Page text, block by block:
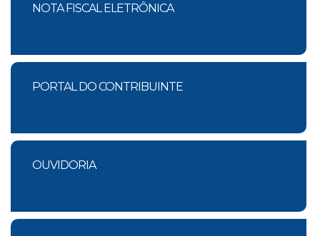
NOTA FISCAL ELETRÔNICA
PORTAL DO CONTRIBUINTE
OUVIDORIA